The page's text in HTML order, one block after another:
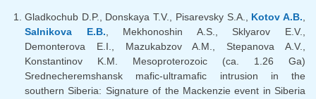
Gladkochub D.P., Donskaya T.V., Pisarevsky S.A., Kotov A.B.,
Salnikova E.B., Mekhonoshin A.S., Sklyarov E.V.,
Demonterova E.I., Mazukabzov A.M., Stepanova A.V.,
Konstantinov K.M. Mesoproterozoic (ca. 1.26 Ga)
Srednecheremshansk mafic-ultramafic intrusion in the
southern Siberia: Signature of the Mackenzie event in Siberia